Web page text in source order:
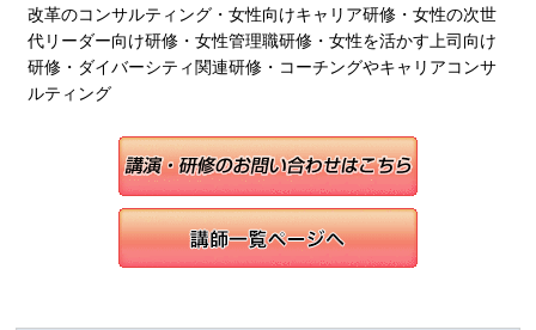
改革のコンサルティング・女性向けキャリア研修・女性の次世
代リーダー向け研修・女性管理職研修・女性を活かす上司向け
研修・ダイバーシティ関連研修・コーチングやキャリアコンサ
ルティング